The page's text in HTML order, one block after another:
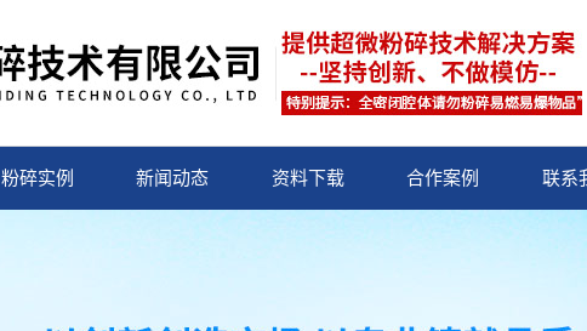
粉碎实例 新闻动态 资料下载 合作案例 联系